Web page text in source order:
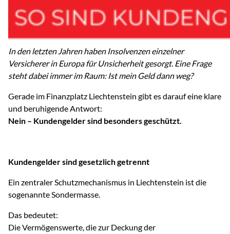
In den letzten Jahren haben Insolvenzen einzelner
Versicherer in Europa für Unsicherheit gesorgt. Eine Frage
steht dabei immer im Raum: Ist mein Geld dann weg?
Gerade im Finanzplatz Liechtenstein gibt es darauf eine klare
und beruhigende Antwort:
Nein – Kundengelder sind besonders geschützt.
Kundengelder sind gesetzlich getrennt
Ein zentraler Schutzmechanismus in Liechtenstein ist die
sogenannte Sondermasse.
Das bedeutet:
Die Vermögenswerte, die zur Deckung der